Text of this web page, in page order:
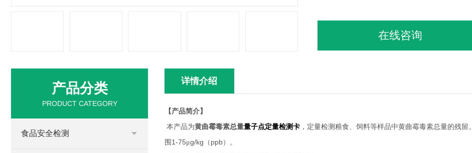
在线咨询
详情介绍
【产品简介】
本产品为黄曲霉毒素总量量子点定量检测卡，定量检测粮食、饲料等样品中黄曲霉毒素总量的残留。
围 1-75μg/kg （ ppb）。
产品分类
PRODUCT CATEGORY
食品安全检测